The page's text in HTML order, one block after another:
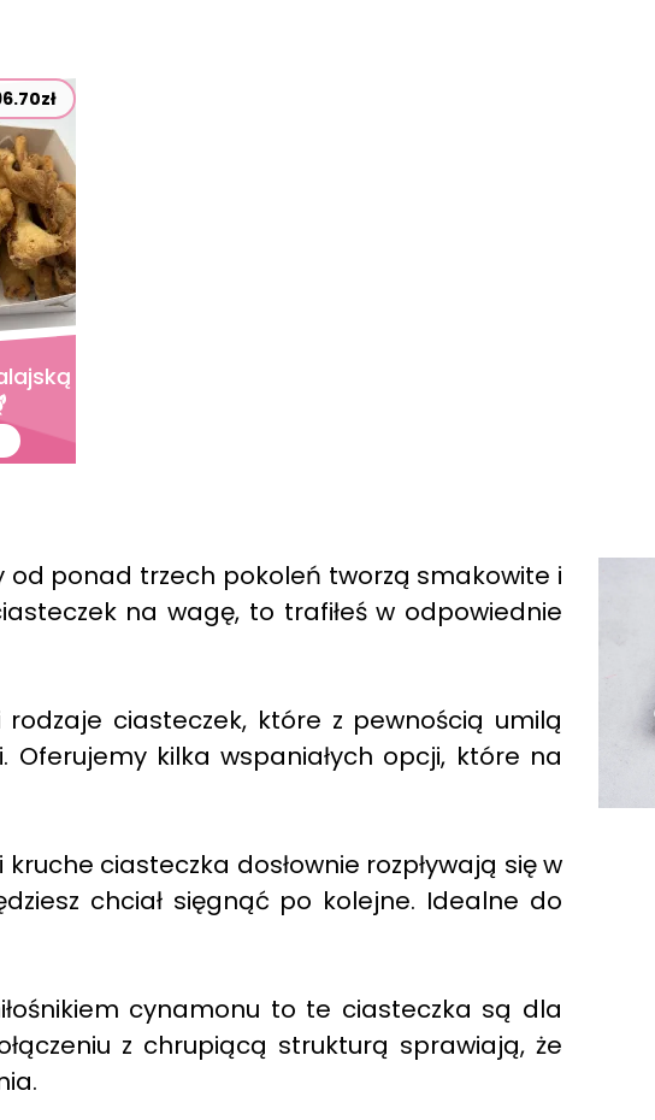
ponad trzech pokoleń tworzą smakowite i
na wagę, to trafiłeś w odpowiednie
ciasteczek, które z pewnością umilą
Oferujemy kilka wspaniałych opcji, które na
ciasteczka dosłownie rozpływają się w
chciał sięgnąć po kolejne. Idealne do
cynamonu to te ciasteczka są dla
z chrupiącą strukturą sprawiają, że